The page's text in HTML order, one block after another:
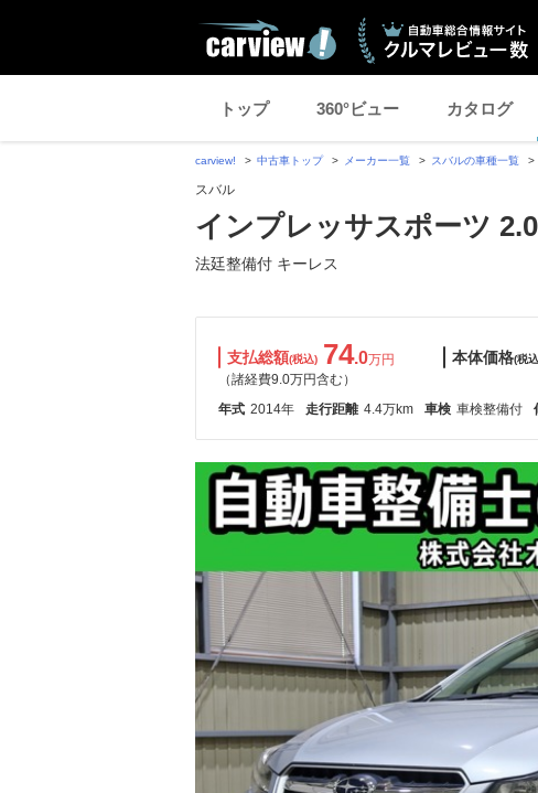
トップ 360°ビュー カタログ
carview! 中古車トップ メーカー一覧 スバルの車種一覧
スバル
インプレッサスポーツ
法廷整備付 キーレス
支払総額(税込) 74.0万円
（諸経費9.0万円含む）
本体価格(税
年式 2014年 走行距離 4.4万km 車検 車検整備付